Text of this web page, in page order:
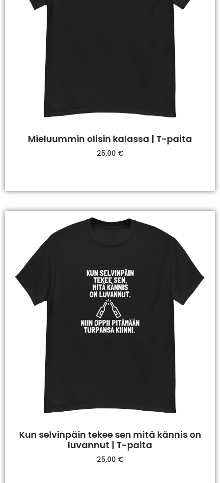
Mieluummin olisin kalassa | T-paita
25,00 €
Kun selvinpäin tekee sen mitä kännis on
luvannut | T-paita
25,00 €